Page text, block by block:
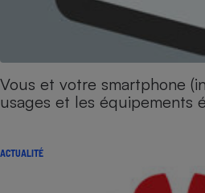
Vous et votre smartphone
usages et les équipements
ACTUALITÉ